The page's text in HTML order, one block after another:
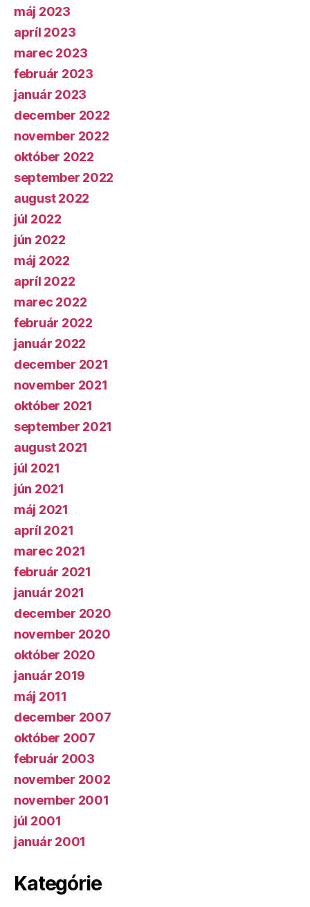
máj 2023
apríl 2023
marec 2023
február 2023
január 2023
december 2022
november 2022
október 2022
september 2022
august 2022
júl 2022
jún 2022
máj 2022
apríl 2022
marec 2022
február 2022
január 2022
december 2021
november 2021
október 2021
september 2021
august 2021
júl 2021
jún 2021
máj 2021
apríl 2021
marec 2021
február 2021
január 2021
december 2020
november 2020
október 2020
január 2019
máj 2011
december 2007
október 2007
február 2003
november 2002
november 2001
júl 2001
január 2001
Kategórie